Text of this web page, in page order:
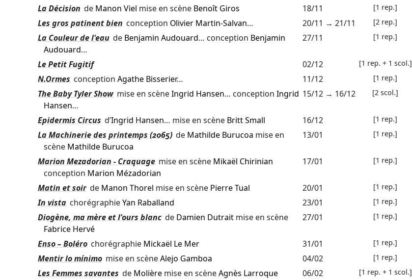
La Décision de Manon Viel mise en scène Benoît Giros 18/11 [1 rep.]
Les gros patinent bien conception Olivier Martin-Salvan… 20/11 → 21/11 [2 rep.]
La Couleur de l'eau de Benjamin Audouard… conception Benjamin
Audouard…
27/11 [1 rep.]
Le Petit Fugitif 02/12 [1 rep. + 1 scol.]
N.Ormes conception Agathe Bisserier… 11/12 [1 rep.]
The Baby Tyler Show mise en scèneIngrid Hansen… conception Ingrid
Hansen…
15/12→ 16/12 [2 scol.]
Epidermis Circus d’Ingrid Hansen… mise en scène Britt Small 16/12 [1 rep.]
La Machinerie des printemps (2065) de Mathilde Burucoa mise en
scène Mathilde Burucoa
13/01 [1 rep.]
Marion Mezadorian - Craquage mise en scène Mikaël Chirinian
conception Marion Mézadorian
17/01 [1 rep.]
Matin et soir de Manon Thorel mise en scène Pierre Tual 20/01 [1 rep.]
In vista chorégraphieYan Raballand 23/01 [1 rep.]
Diogène, ma mère et l'ours blanc de Damien Dutraitmise en scène
Fabrice Hervé
27/01 [1 rep.]
Enso – Boléro chorégraphie Mickaël Le Mer 31/01 [1 rep.]
Mentir lo mínimo mise en scèneAlejo Gamboa 04/02 [1 rep.]
Les Femmes savantes de Molièremise en scèneAgnès Larroque 06/02 [1 rep. + 1 scol.]